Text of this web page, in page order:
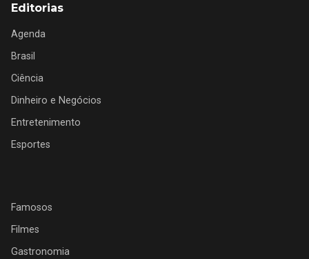
Editorias
Agenda
Brasil
Ciência
Dinheiro e Negócios
Entretenimento
Esportes
Famosos
Filmes
Gastronomia